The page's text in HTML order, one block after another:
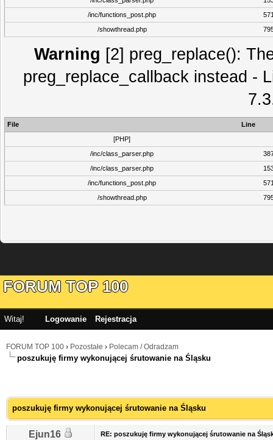
/inc/functions_post.php
/showthread.php
Warning [2] preg_replace():
preg_replace_callback instead -
File
Line
[PHP]
/inc/class_parser.php
/inc/class_parser.php
/inc/functions_post.php
/showthread.php
FORUM TOP 100
Witaj! Logowanie Rejestracja
FORUM TOP 100 › Pozostałe › Polecam / Odradzam
poszukuję firmy wykonującej śrutowanie na Śląsku
poszukuję firmy wykonującej śrutowanie na Śląsku
Ejun16 RE: poszukuję firmy wykonującej śrutowanie na